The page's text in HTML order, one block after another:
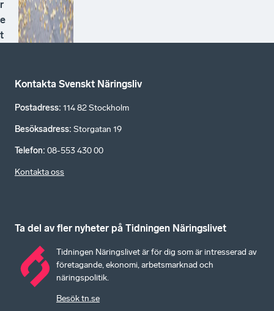
r
e
t
Kontakta Svenskt Näringsliv
Postadress: 114 82 Stockholm
Besöksadress: Storgatan 19
Telefon: 08-553 430 00
Kontakta oss
Ta del av fler nyheter på Tidningen Näringslivet
Tidningen Näringslivet är för dig som är intresserad av
företagande, ekonomi, arbetsmarknad och
näringspolitik.
Besök tn.se